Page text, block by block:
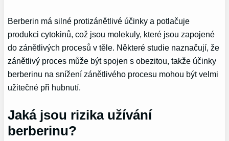
Berberin má silné protizánětlivé účinky a potlačuje
produkci cytokinů, což jsou molekuly, které jsou zapojené
do zánětlivých procesů v těle. Některé studie naznačují, že
zánětlivý proces může být spojen s obezitou, takže účinky
berberinu na snížení zánětlivého procesu mohou být velmi
užitečné při hubnutí.
Jaká jsou rizika užívání
berberinu?